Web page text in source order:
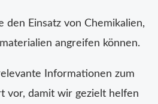
den Einsatz von Chemikalien,
angreifen können.
Informationen zum
vor, damit wir gezielt helfen